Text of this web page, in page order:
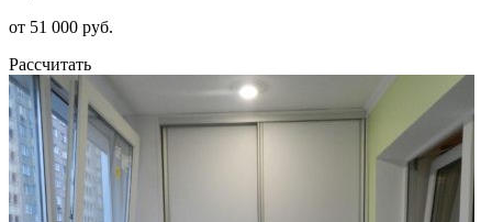
от 51 000 руб.
Рассчитать